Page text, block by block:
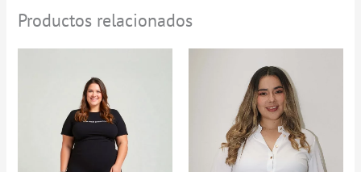
Productos relacionados